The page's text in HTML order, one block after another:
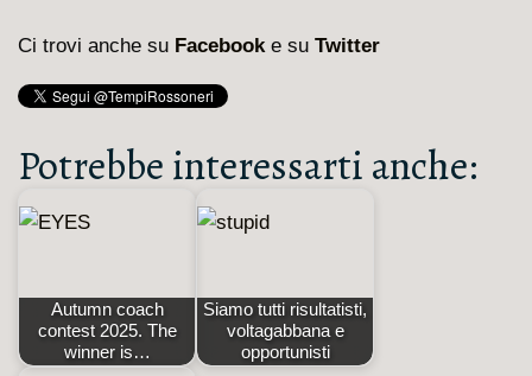
Ci trovi anche su Facebooke su Twitter
Potrebbe interessarti anche:
Autumn coach
contest 2025. The
winner is…
Siamo tutti risultatisti,
voltagabbana e
opportunisti